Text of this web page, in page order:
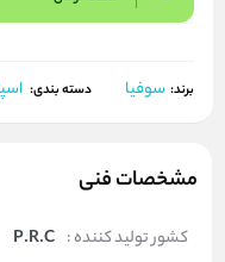
برند: سوفیا دسته بندی:
مشخصات فنی
کشور تولید کننده : P.R.C